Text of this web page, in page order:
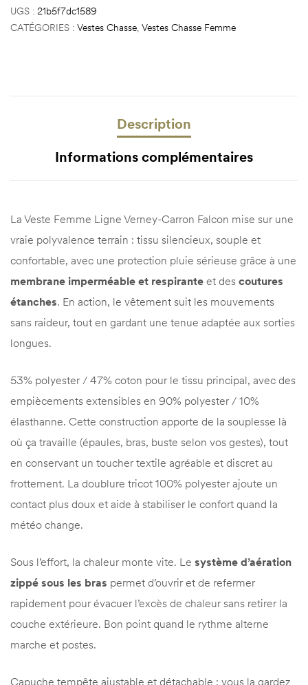
UGS : 21b5f7dc1589
CATÉGORIES : Vestes Chasse, Vestes Chasse Femme
Description
Informations complémentaires
La Veste Femme Ligne Verney-Carron Falcon mise sur une
vraie polyvalence terrain : tissu silencieux, souple et
confortable, avec une protection pluie sérieuse grâce à une
membrane imperméable et respirante et des coutures
étanches. En action, le vêtement suit les mouvements
sans raideur, tout en gardant une tenue adaptée aux sorties
longues.
53% polyester / 47% coton pour le tissu principal, avec des
empiècements extensibles en 90% polyester / 10%
élasthanne. Cette construction apporte de la souplesse là
où ça travaille (épaules, bras, buste selon vos gestes), tout
en conservant un toucher textile agréable et discret au
frottement. La doublure tricot 100% polyester ajoute un
contact plus doux et aide à stabiliser le confort quand la
météo change.
Sous l’effort, la chaleur monte vite. Le système d’aération
zippé sous les bras permet d’ouvrir et de refermer
rapidement pour évacuer l’excès de chaleur sans retirer la
couche extérieure. Bon point quand le rythme alterne
marche et postes.
Capuche tempête ajustable et détachable : vous la gardez